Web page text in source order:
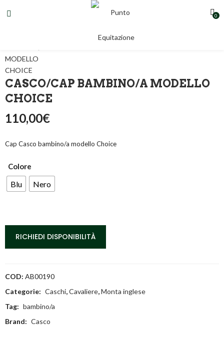
0
CASCO/CAP BAMBINO/A MODELLO
CHOICE
110,00€
Cap Casco bambino/a modello Choice
Colore
Blu Nero
RICHIEDI DISPONIBILITÀ
COD: AB00190
Categorie: Caschi,Cavaliere,Monta inglese
Tag: bambino/a
Brand: Casco